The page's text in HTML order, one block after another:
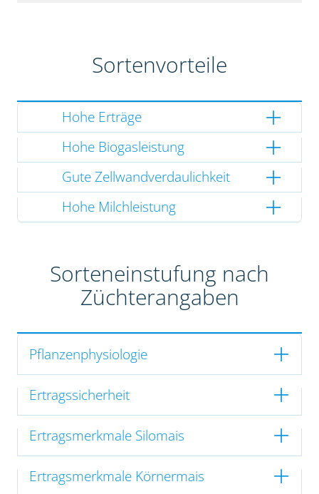
Sortenvorteile
Hohe Erträge
Hohe Biogasleistung
Gute Zellwandverdaulichkeit
Hohe Milchleistung
Sorteneinstufung nach
Züchterangaben
Pflanzenphysiologie
Ertragssicherheit
Ertragsmerkmale Silomais
Ertragsmerkmale Körnermais